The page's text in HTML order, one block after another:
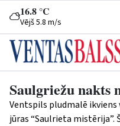
16.8 °C
Vējš 5.8 m/s
Saulgriežu nakts
Ventspils pludmalē ikviens
jūras “Saulrieta mistērija”.